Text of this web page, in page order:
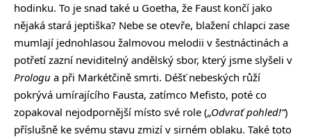
hodinku. To je snad také u Goetha, že Faust končí jako
nějaká stará jeptiška? Nebe se otevře, blažení chlapci zase
mumlají jednohlasou žalmovou melodii v šestnáctinách a
potřetí zazní neviditelný andělský sbor, který jsme slyšeli v
Prologu a při Markétčině smrti. Déšť nebeských růží
pokrývá umírajícího Fausta, zatímco Mefisto, poté co
zopakoval nejodpornější místo své role („Odvrať pohled!“)
příslušně ke svému stavu zmizí v sirném oblaku. Také toto